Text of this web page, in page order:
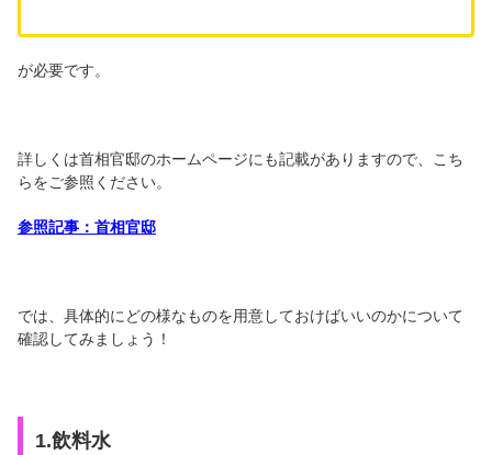
が必要です。
詳しくは首相官邸のホームページにも記載がありますので、こち
らをご参照ください。
参照記事：首相官邸
では、具体的にどの様なものを用意しておけばいいのかについて
確認してみましょう！
1.飲料水